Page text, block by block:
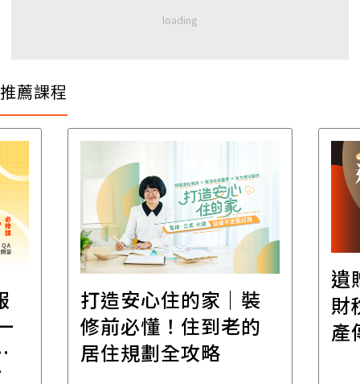
推薦課程
遺贈稅規劃直播課│
財稅專家親授，讓資
產傳承更有效率
百
經